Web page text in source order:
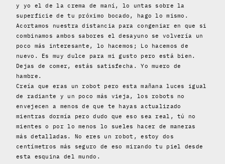
y yo el de la crema de maní, lo untas sobre la
superficie de tu próximo bocado, hago lo mismo.
Acortamos nuestra distancia para congeniar en que si
combinamos ambos sabores el desayuno se volvería un
poco más interesante, lo hacemos; Lo hacemos de
nuevo. Es muy dulce para mi gusto pero está bien.
Dejas de comer, estás satisfecha. Yo muero de
hambre.
Creía que eras un robot pero esta mañana luces igual
de radiante y un poco más vieja, los robots no
envejecen a menos de que te hayas actualizado
mientras dormía pero dudo que eso sea real, tú no
mientes o por lo menos lo sueles hacer de maneras
más detalladas. No eres un robot, estoy dos
centímetros más seguro de eso mirando tu piel desde
esta esquina del mundo.